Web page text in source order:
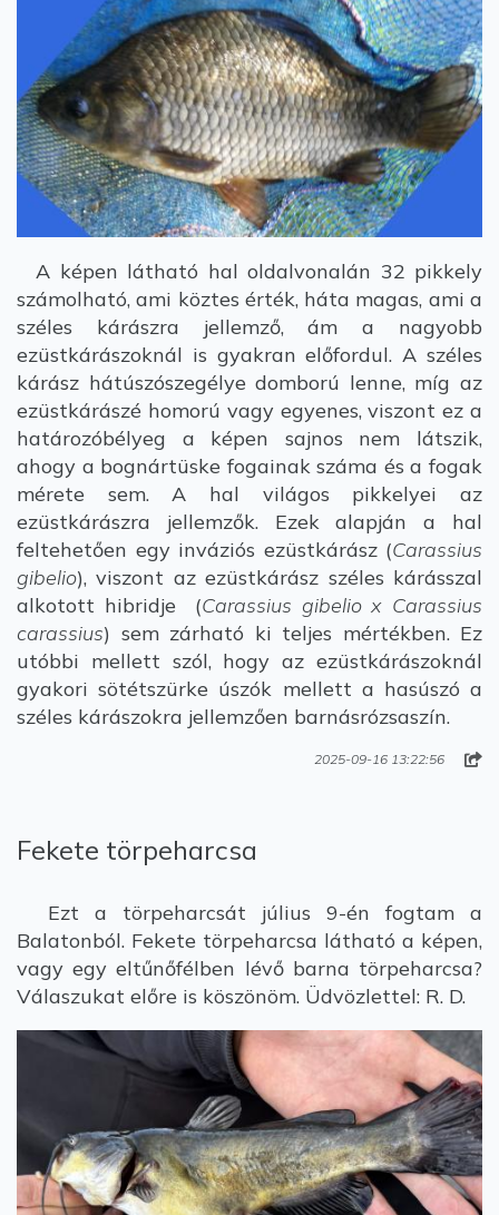
A képen látható hal oldalvonalán 32 pikkely
számolható, ami köztes érték, háta magas, ami a
széles kárászra jellemző, ám a nagyobb
ezüstkárászoknál is gyakran előfordul. A széles
kárász hátúszószegélye domború lenne, míg az
ezüstkárászé homorú vagy egyenes, viszont ez a
határozóbélyeg a képen sajnos nem látszik,
ahogy a bognártüske fogainak száma és a fogak
mérete sem. A hal világos pikkelyei az
ezüstkárászra jellemzők. Ezek alapján a hal
feltehetően egy inváziós ezüstkárász (Carassius
gibelio), viszont az ezüstkárász széles kárásszal
alkotott hibridje (Carassius gibelio x Carassius
carassius) sem zárható ki teljes mértékben. Ez
utóbbi mellett szól, hogy az ezüstkárászoknál
gyakori sötétszürke úszók mellett a hasúszó a
széles kárászokra jellemzően barnásrózsaszín.
2025-09-16 13:22:56
Fekete törpeharcsa
Ezt a törpeharcsát július 9-én fogtam a
Balatonból. Fekete törpeharcsa látható a képen,
vagy egy eltűnőfélben lévő barna törpeharcsa?
Válaszukat előre is köszönöm. Üdvözlettel: R. D.